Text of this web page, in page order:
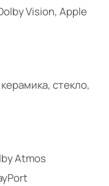
Vision, Apple
стекло,
Atmos